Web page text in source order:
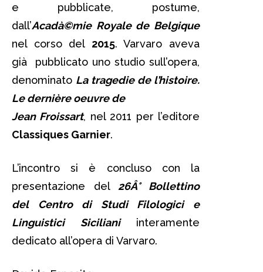
e pubblicate, postume,
dall’Acadà©mie Royale de Belgique
nel corso del 2015. Varvaro aveva
già pubblicato uno studio sull’opera,
denominato La tragedie de l’histoire.
Le dernière oeuvre de
Jean Froissart, nel 2011 per l’editore
Classiques Garnier.
L’incontro si è concluso con la
presentazione del 26Â° Bollettino
del Centro di Studi Filologici e
Linguistici Sicilianiinteramente
dedicato all’opera di Varvaro.